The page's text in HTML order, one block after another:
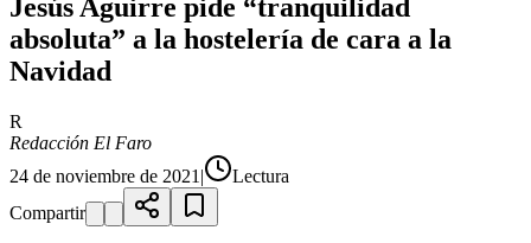
Jesús Aguirre pide “tranquilidad
absoluta” a la hostelería de cara a la
Navidad
R
Redacción El Faro
24 de noviembre de 2021 |
Lectura
Compartir